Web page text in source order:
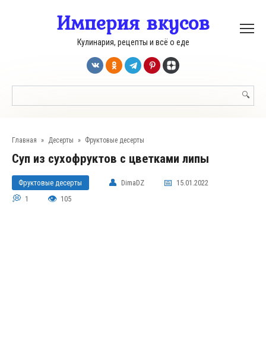
Империя вкусов
Кулинария, рецепты и всё о еде
Главная » Десерты » Фруктовые десерты
Суп из сухофруктов с цветками липы
Фруктовые десерты DimaDZ
15.01.2022
1
105